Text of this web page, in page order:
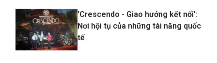
'Crescendo - Giao hưởng kết nối':
Nơi hội tụ của những tài năng quốc
tế